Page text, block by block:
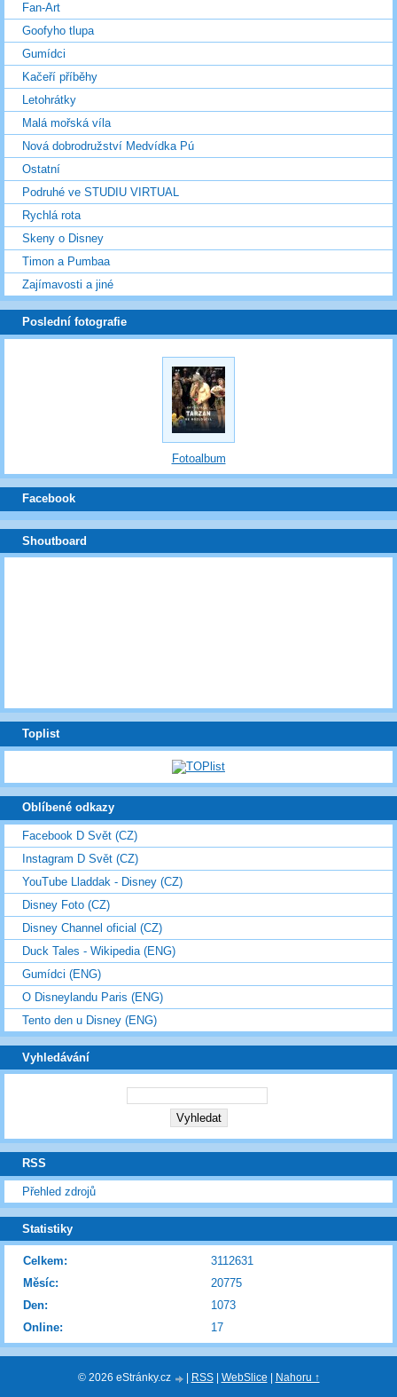
Fan-Art
Goofyho tlupa
Gumídci
Kačeří příběhy
Letohrátky
Malá mořská víla
Nová dobrodružství Medvídka Pú
Ostatní
Podruhé ve STUDIU VIRTUAL
Rychlá rota
Skeny o Disney
Timon a Pumbaa
Zajímavosti a jiné
Poslední fotografie
Fotoalbum
Facebook
Shoutboard
Toplist
Oblíbené odkazy
Facebook D Svět (CZ)
Instagram D Svět (CZ)
YouTube Lladdak - Disney (CZ)
Disney Foto (CZ)
Disney Channel oficial (CZ)
Duck Tales - Wikipedia (ENG)
Gumídci (ENG)
O Disneylandu Paris (ENG)
Tento den u Disney (ENG)
Vyhledávání
RSS
Přehled zdrojů
Statistiky
Online: 17
Celkem:
3112631
Měsíc:
20775
Den:
1073
© 2026 eStránky.cz RSS| WebSlice Nahoru ↑